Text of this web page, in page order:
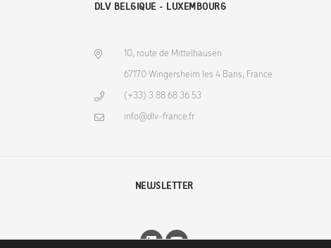
DLV BELGIQUE - LUXEMBOURG
10, route de Mittelhausen
67170 Wingersheim les 4 Bans, France
(+33) 3 88 68 36 53
info@dlv-france.fr
NEWSLETTER